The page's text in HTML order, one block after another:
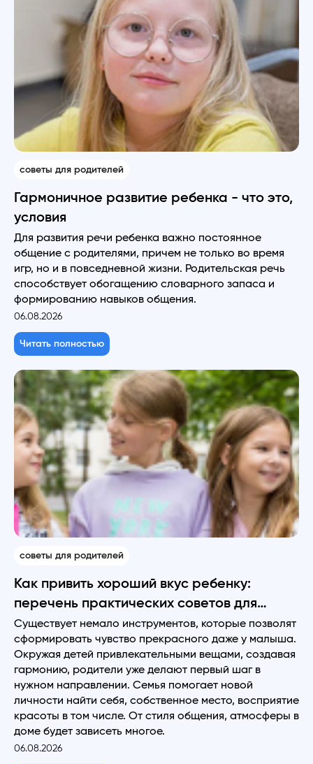
советы для родителей
Гармоничное развитие ребенка - что это,
условия
Для развития речи ребенка важно постоянное
общение с родителями, причем не только во время
игр, но и в повседневной жизни. Родительская речь
способствует обогащению словарного запаса и
формированию навыков общения.
06.08.2026
Читать полностью
советы для родителей
Как привить хороший вкус ребенку:
перечень практических советов для
родителей
Существует немало инструментов, которые позволят
сформировать чувство прекрасного даже у малыша.
Окружая детей привлекательными вещами, создавая
гармонию, родители уже делают первый шаг в
нужном направлении. Семья помогает новой
личности найти себя, собственное место, восприятие
красоты в том числе. От стиля общения, атмосферы в
доме будет зависеть многое.
06.08.2026